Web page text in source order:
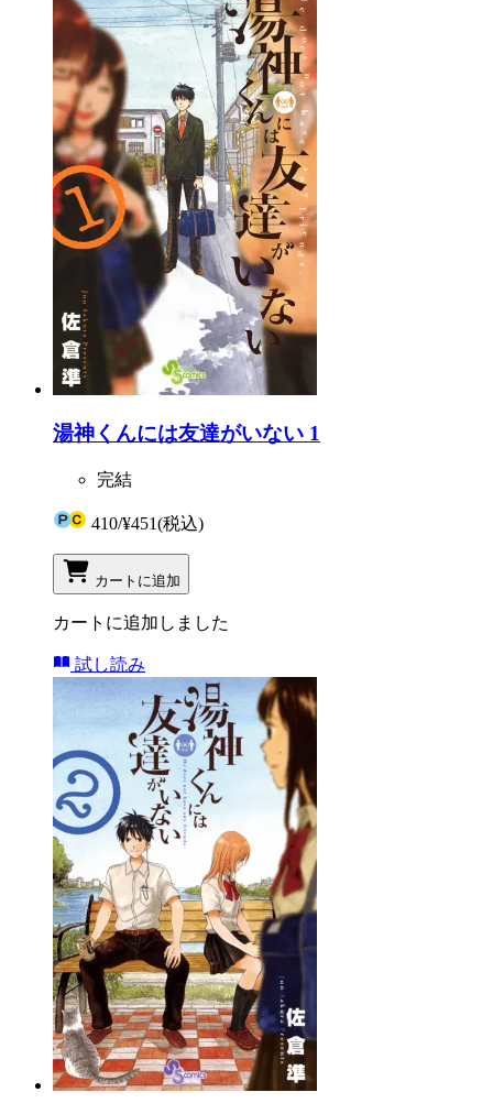
湯神くんには友達がいない 1
完結
410/¥451(税込)
カートに追加
カートに追加しました
試し読み